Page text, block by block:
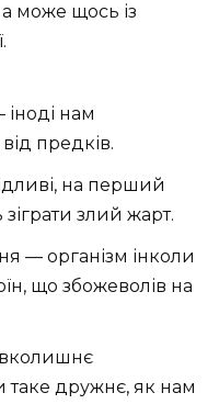
може щось із
іноді нам
предків.
на перший
злий жарт.
— організм інколи
що збожеволів на
дружнє, як нам